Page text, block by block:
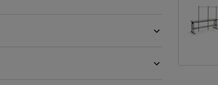
arbetsställning där höjden enkelt